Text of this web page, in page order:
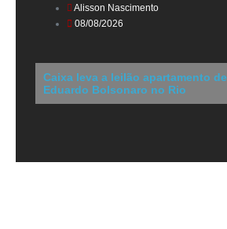
Alisson Nascimento
08/08/2026
Caixa leva a leilão apartamento de
Eduardo Bolsonaro no Rio